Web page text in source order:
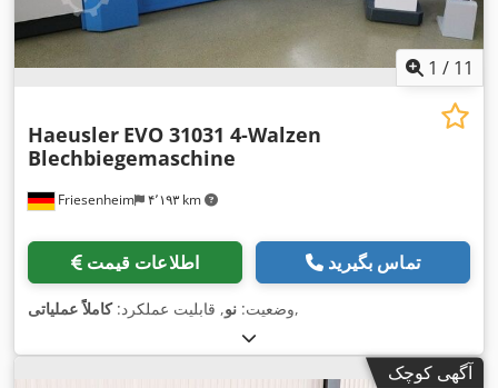
1 / 11
Friesenheim ۴٬۱۹۳ km
Haeusler EVO 31031 4-Walzen
Blechbiegemaschine
اطلاعات قیمت تماس بگیرید
وضعیت: نو, قابلیت عملکرد:کاملاً عملیاتی ,
آگهی کوچک